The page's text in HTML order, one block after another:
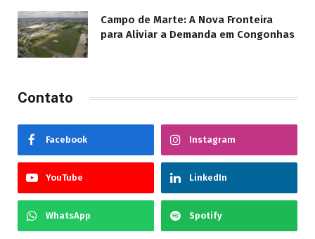
Campo de Marte: A Nova Fronteira
para Aliviar a Demanda em Congonhas
Contato
Facebook Instagram
YouTube LinkedIn
WhatsApp Spotify